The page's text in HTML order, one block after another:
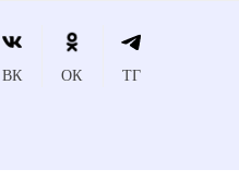
ВК ОК ТГ